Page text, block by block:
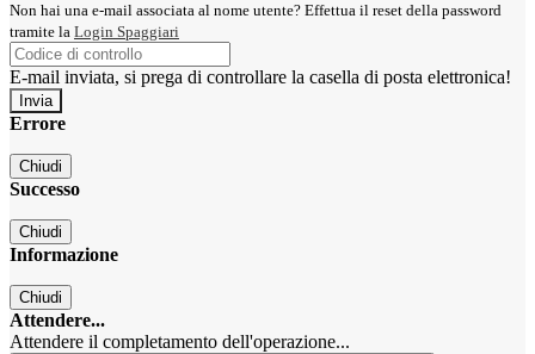
Non hai una e-mail associata al nome utente? Effettua il reset della password
tramite la Login Spaggiari
E-mail inviata, si prega di controllare la casella di posta elettronica!
Errore
Chiudi
Successo
Chiudi
Informazione
Chiudi
Attendere...
Attendere il completamento dell'operazione...